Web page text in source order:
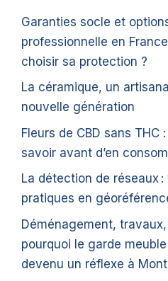
Garanties socle et
professionnelle en
choisir sa protection ?
La céramique, un
nouvelle génération
Fleurs de CBD sans THC
savoir avant d’en
La détection de réseaux
pratiques en
Déménagement,
pourquoi le garde
devenu un réflexe à